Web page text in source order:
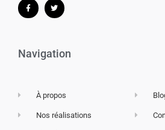
Navigation
À propos
Nos réalisations